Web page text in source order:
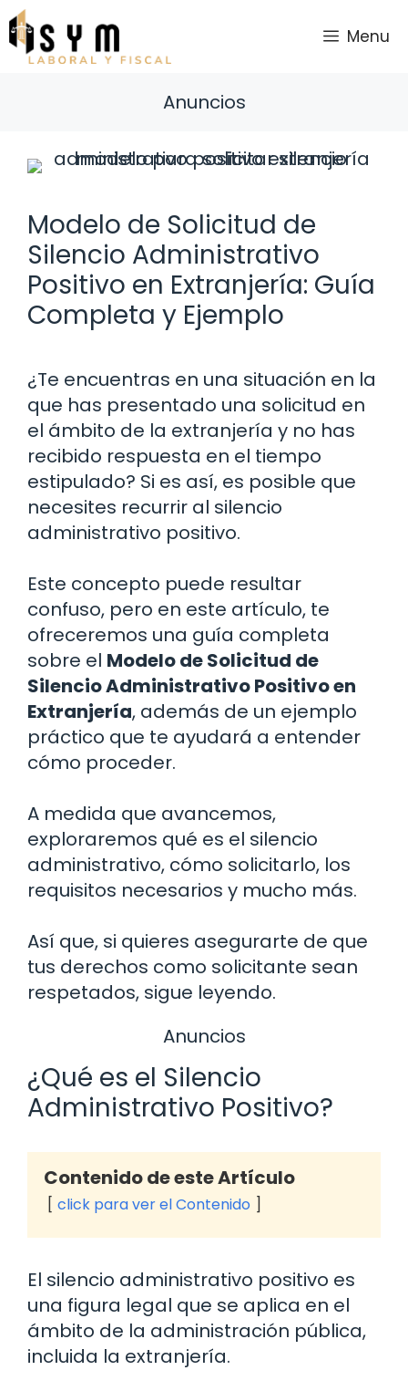
Saltar
al
contenido
Menu
Anuncios
Modelo de Solicitud de
Silencio Administrativo
Positivo en Extranjería: Guía
Completa y Ejemplo
¿Te encuentras en una situación en la
que has presentado una solicitud en
el ámbito de la extranjería y no has
recibido respuesta en el tiempo
estipulado? Si es así, es posible que
necesites recurrir al silencio
administrativo positivo.
Este concepto puede resultar
confuso, pero en este artículo, te
ofreceremos una guía completa
sobre el Modelo de Solicitud de
Silencio Administrativo Positivo en
Extranjería, además de un ejemplo
práctico que te ayudará a entender
cómo proceder.
A medida que avancemos,
exploraremos qué es el silencio
administrativo, cómo solicitarlo, los
requisitos necesarios y mucho más.
Así que, si quieres asegurarte de que
tus derechos como solicitante sean
respetados, sigue leyendo.
Anuncios
¿Qué es el Silencio
Administrativo Positivo?
Contenido de este Artículo
click para ver el Contenido
El silencio administrativo positivo es
una figura legal que se aplica en el
ámbito de la administración pública,
incluida la extranjería.